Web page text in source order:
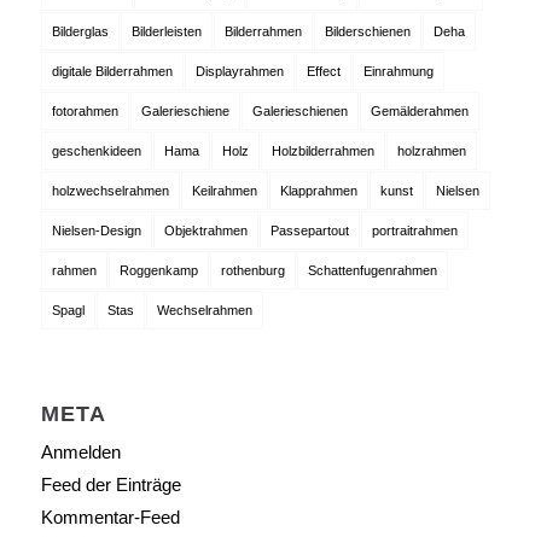
Bilderglas Bilderleisten Bilderrahmen Bilderschienen Deha
digitale Bilderrahmen Displayrahmen Effect Einrahmung
fotorahmen Galerieschiene Galerieschienen Gemälderahmen
geschenkideen Hama Holz Holzbilderrahmen holzrahmen
holzwechselrahmen Keilrahmen Klapprahmen kunst Nielsen
Nielsen-Design Objektrahmen Passepartout portraitrahmen
rahmen Roggenkamp rothenburg Schattenfugenrahmen
Spagl Stas Wechselrahmen
META
Anmelden
Feed der Einträge
Kommentar-Feed